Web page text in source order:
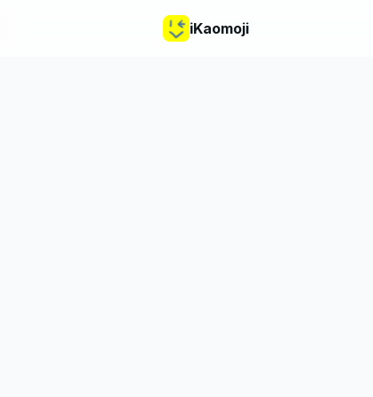
iKaomoji